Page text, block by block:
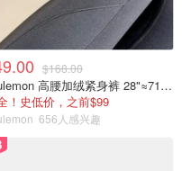
$168.00
lululemon 高腰加绒紧身裤 28"≈71cm 5个口袋
！史低价，之前$99
656人感兴趣